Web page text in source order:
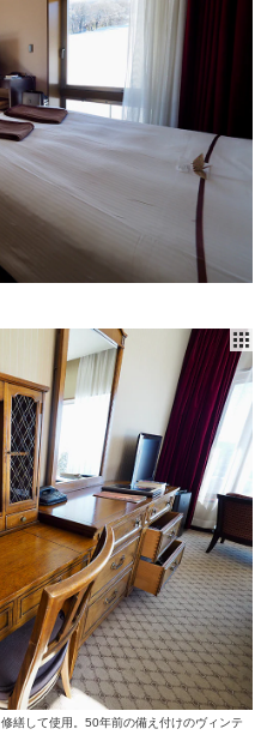
繕して使用。50年前の備え付けのヴィンテ